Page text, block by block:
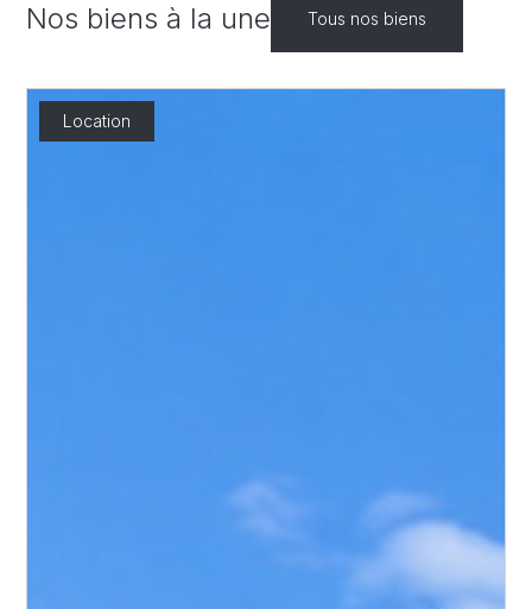
Nos biens à la une Tous nos biens
Location